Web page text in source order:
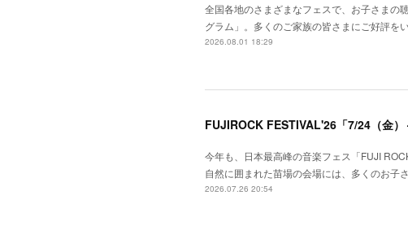
全国各地のさまざまなフェスで、お子さまの
グラム」。多くのご家族の皆さまにご好評
2026.08.01 18:29
今年も、日本最高峰の音楽フェス「FUJI
自然に囲まれた苗場の会場には、多くのお
2026.07.26 20:54